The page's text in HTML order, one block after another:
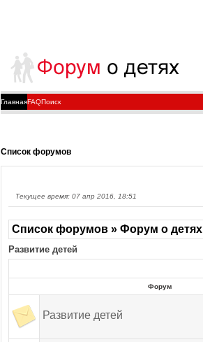
ГлавнаяFAQПоиск
Список форумов
Текущее время: 07 апр 2016, 18:51
Список форумов » Форум о детях
Развитие детей
Форум
Развитие детей